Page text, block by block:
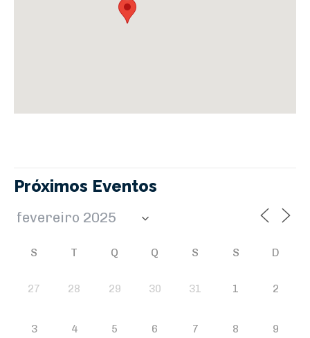
Próximos Eventos
S T Q Q S S D
27 28 29 30 31 1 2
3 4 5 6 7 8 9